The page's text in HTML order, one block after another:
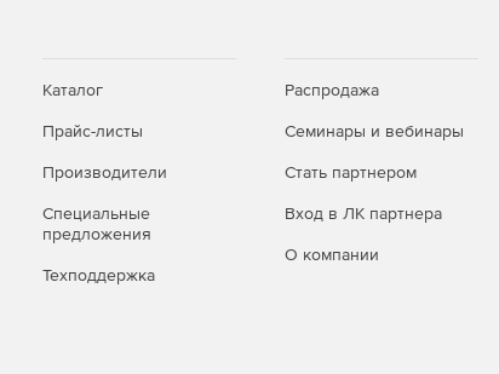
Каталог
Прайс-листы
Производители
Специальные
предложения
Техподдержка
Распродажа
Семинары и вебинары
Стать партнером
Вход в ЛК партнера
О компании